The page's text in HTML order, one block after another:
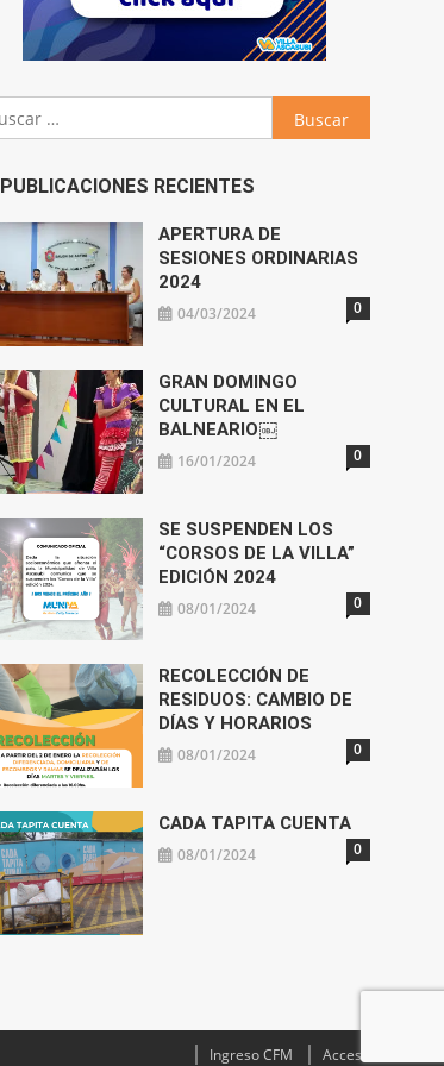
Buscar:
PUBLICACIONES RECIENTES
APERTURA DE
SESIONES ORDINARIAS
2024
04/03/2024 0
GRAN DOMINGO
CULTURAL EN EL
BALNEARIO￼
16/01/2024 0
SE SUSPENDEN LOS
“CORSOS DE LA VILLA”
EDICIÓN 2024
08/01/2024 0
RECOLECCIÓN DE
RESIDUOS: CAMBIO DE
DÍAS Y HORARIOS
08/01/2024 0
CADA TAPITA CUENTA
08/01/2024 0
Ingreso CFM Acceso